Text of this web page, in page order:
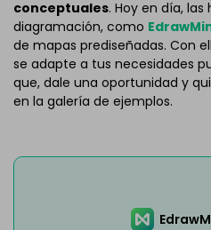
conceptuales. Hoy en día,
diagramación, como
de mapas prediseñadas. Con
se adapte a tus necesidades
que, dale una oportunidad y
en la galería de ejemplos.